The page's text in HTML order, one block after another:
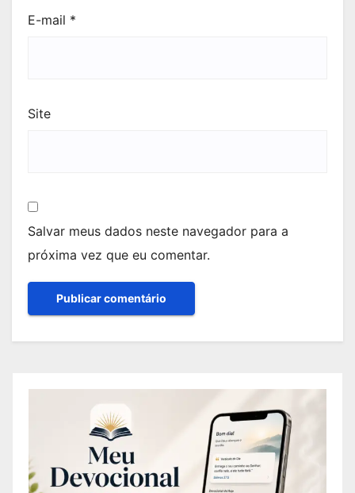
E-mail *
Site
Salvar meus dados neste navegador para a
próxima vez que eu comentar.